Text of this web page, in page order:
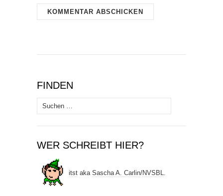
FINDEN
Suchen
nach:
WER SCHREIBT HIER?
itst aka Sascha A. Carlin/NVSBL.